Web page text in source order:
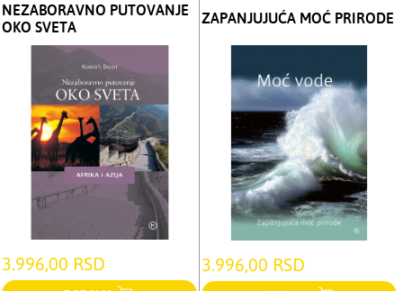
NEZABORAVNO PUTOVANJE
OKO SVETA
3.996,00 RSD
ZAPANJUJUĆA MOĆ PRIRODE
3.996,00 RSD